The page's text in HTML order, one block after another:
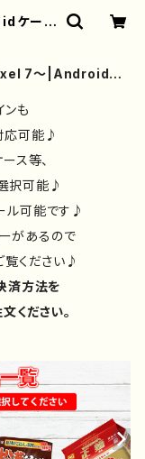
ケース
販｜雑
7～|Androidケ
ンも
応可能♪
ス等、
択可能♪
ル可能です♪
があるので
覧ください♪
済方法を
ください。